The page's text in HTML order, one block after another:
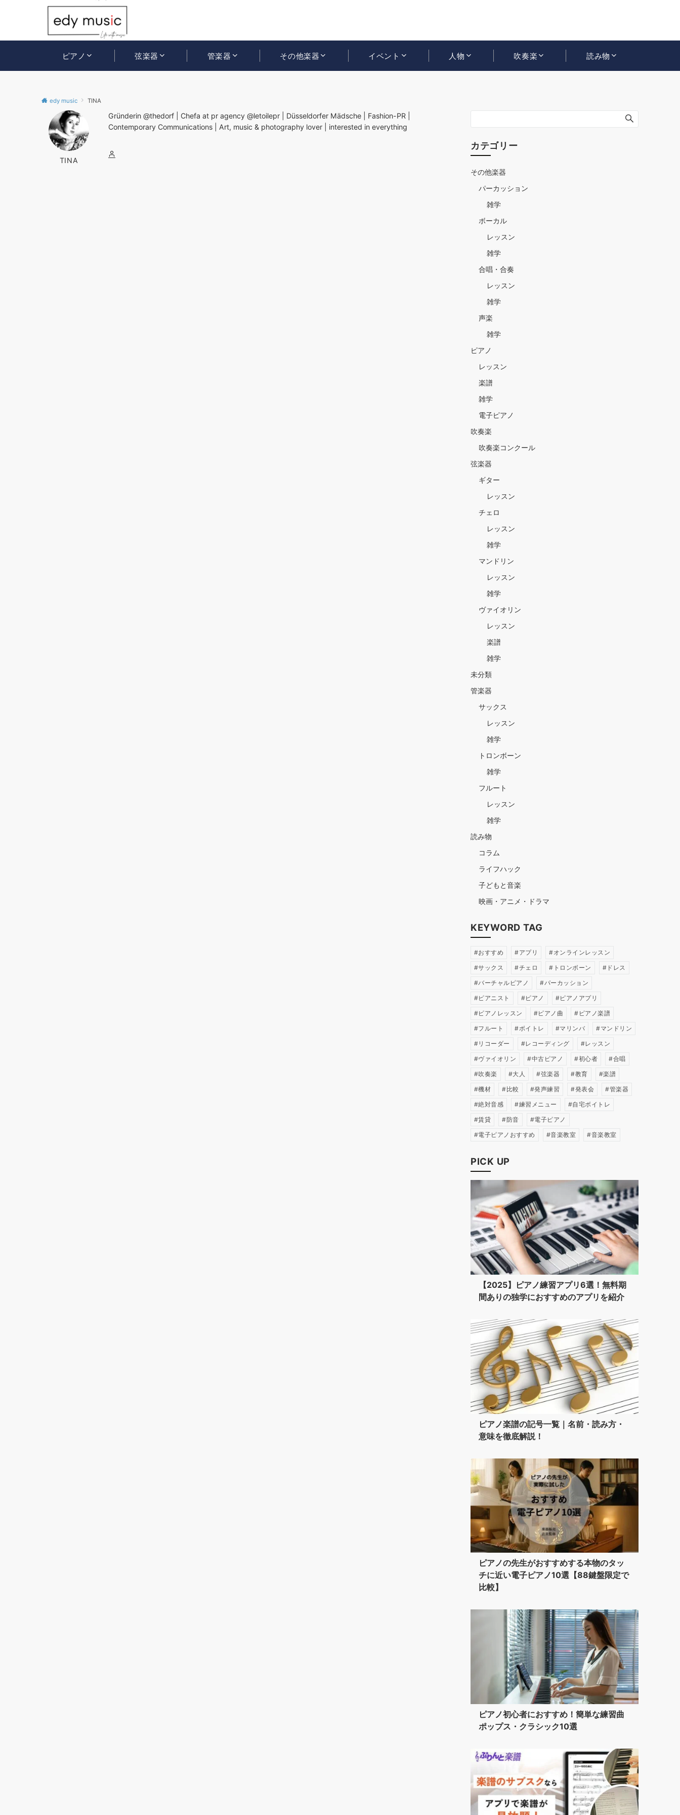
ピアノ 弦楽器 管楽器 その他楽器 イベント 人物 吹奏楽 読み物
edy music TINA
TINA
Gründerin @thedorf | Chefa at pr agency @letoilepr | Düsseldorfer Mädsche | Fashion-PR |
Contemporary Communications | Art, music & photography lover | interested in everything
カテゴリー
その他楽器
パーカッション
雑学
ボーカル
レッスン
雑学
合唱・合奏
レッスン
雑学
声楽
雑学
ピアノ
レッスン
楽譜
雑学
電子ピアノ
吹奏楽
吹奏楽コンクール
弦楽器
ギター
レッスン
チェロ
レッスン
雑学
マンドリン
レッスン
雑学
ヴァイオリン
レッスン
楽譜
雑学
未分類
管楽器
サックス
レッスン
雑学
トロンボーン
雑学
フルート
レッスン
雑学
読み物
コラム
ライフハック
子どもと音楽
映画・アニメ・ドラマ
KEYWORD TAG
おすすめ アプリ
オンラインレッスン
サックス
チェロ トロンボーン
ドレス
バーチャルピアノ
パーカッション
ピアニスト
ピアノ
ピアノアプリ
ピアノレッスン
ピアノ曲
ピアノ楽譜
フルート
ボイトレ マリンバ
マンドリン
リコーダー
レコーディング
レッスン
ヴァイオリン
中古ピアノ 初心者
合唱
吹奏楽
大人 弦楽器 教育
楽譜
機材
比較 発声練習 発表会
管楽器
絶対音感
練習メニュー
自宅ボイトレ
賃貸
防音
電子ピアノ
電子ピアノおすすめ
音楽教室 音楽教室
PICK UP
【2025】ピアノ練習アプリ6選！無料期
間ありの独学におすすめのアプリを紹介
ピアノ楽譜の記号一覧｜名前・読み方・
意味を徹底解説！
ピアノの先生がおすすめする本物のタッ
チに近い電子ピアノ10選【88鍵盤限定で
比較】
ピアノ初心者におすすめ！簡単な練習曲
ポップス・クラシック10選